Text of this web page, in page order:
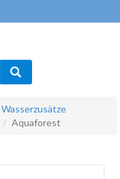
Wasserzusätze
Aquaforest